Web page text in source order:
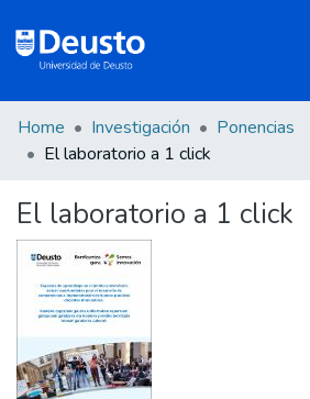
DeustoTeka
Communities
&
Collections
All of DSpace
Home Investigación
Ponencias
El laboratorio a 1 click
El laboratorio a 1 click